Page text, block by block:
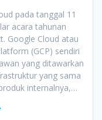
pada tanggal 11
acara tahunan
Google Cloud atau
(GCP) sendiri
yang ditawarkan
yang sama
internalnya,…